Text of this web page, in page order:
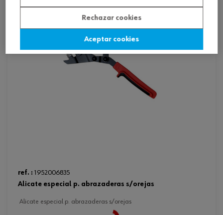
ref. : 1952006835
alicate especial p. abrazaderas s/orejas
alicate especial p. abrazaderas s/orejas
Rechazar cookies
Aceptar cookies